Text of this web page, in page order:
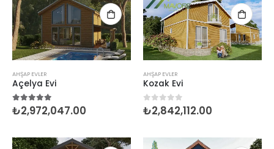
AHŞAP EVLER
Açelya Evi
5.005 üzerinden
₺2,972,047.00
AHŞAP EVLER
Kozak Evi
0 5 üzerinden
₺2,842,112.00